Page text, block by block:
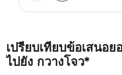
เปรียบเทียบข้อเสนอ
ไปยัง กวางโจว*